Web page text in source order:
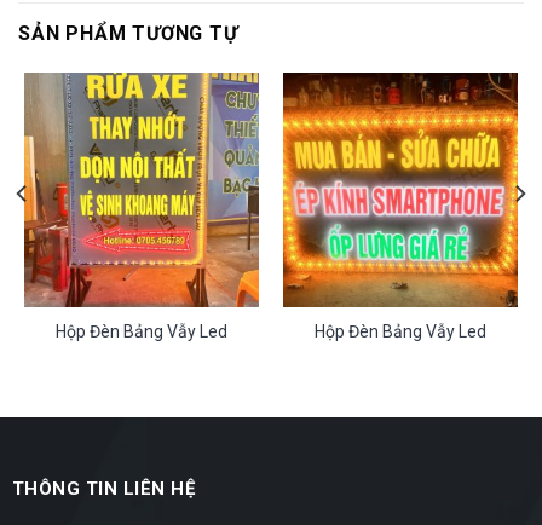
SẢN PHẨM TƯƠNG TỰ
Hộp Đèn Bảng Vẫy Led Hộp Đèn Bảng Vẫy Led
THÔNG TIN LIÊN HỆ